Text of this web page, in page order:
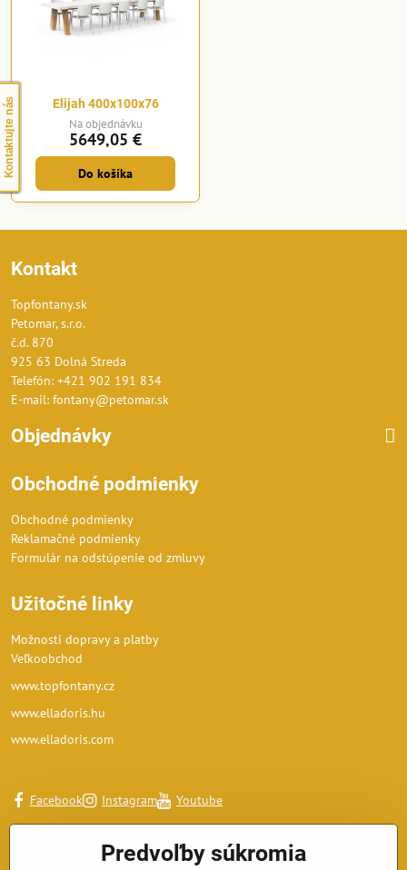
Elijah 400x100x76
Na objednávku
5649,05 €
Do košíka
Kontakt
Topfontany.sk
Petomar, s.r.o.
č.d. 870
925 63 Dolná Streda
Telefón: +421 902 191 834
E-mail: fontany@petomar.sk
Objednávky
Obchodné podmienky
Obchodné podmienky
Reklamačné podmienky
Formulár na odstúpenie od zmluvy
Užitočné linky
Možnosti dopravy a platby
Veľkoobchod
www.topfontany.cz
www.elladoris.hu
www.elladoris.com
Facebook Instagram Youtube
Kontaktujte nás
Predvoľby súkromia